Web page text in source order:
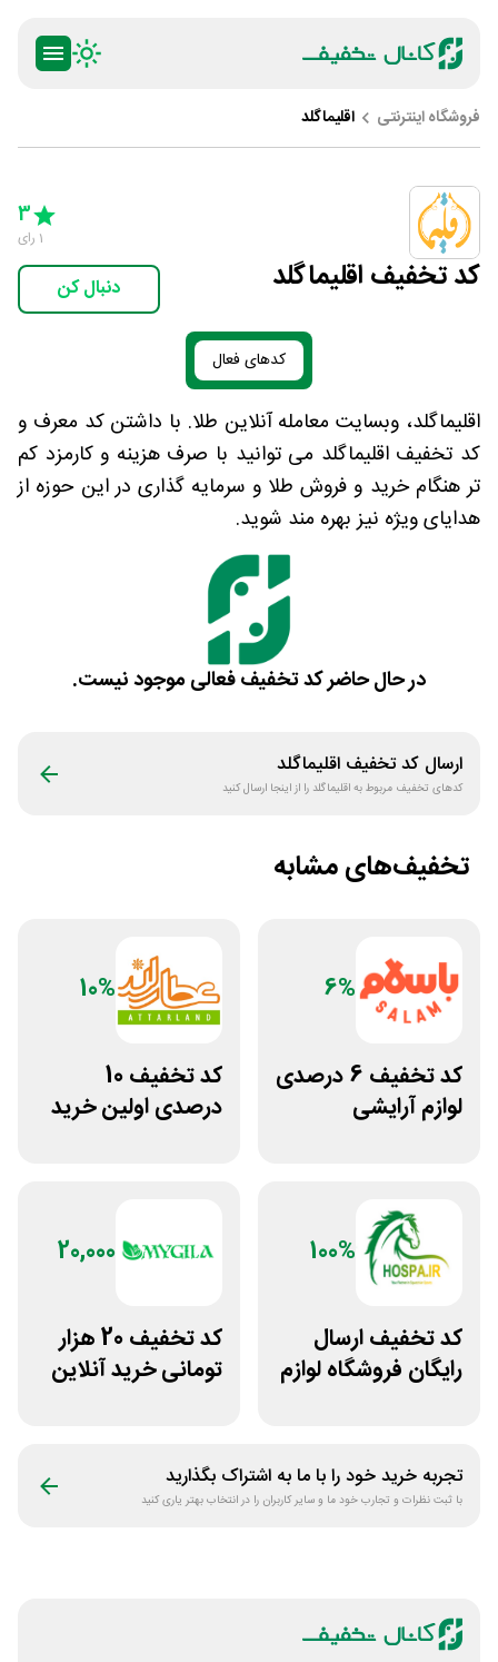
فروشگاه اینترنتی اقلیماگلد
کد تخفیف اقلیماگلد
5 Stars
3
1 رای
دنبال کن
کدهای فعال
اقلیماگلد، وبسایت معامله آنلاین طلا. با داشتن کد معرف و
کد تخفیف اقلیماگلد می توانید با صرف هزینه و کارمزد کم
تر هنگام خرید و فروش طلا و سرمایه گذاری در این حوزه از
هدایای ویژه نیز بهره مند شوید.
در حال حاضر کد تخفیف فعالی موجود نیست.
ارسال کد تخفیف اقلیماگلد
کدهای تخفیف مربوط بهاقلیماگلد را از اینجا ارسال کنید
تخفیف‌های مشابه
6%
کد تخفیف 6 درصدی
لوازم آرایشی
10%
کد تخفیف 10
درصدی اولین خرید
100%
کد تخفیف ارسال
رایگان فروشگاه لوازم
20,000
کد تخفیف 20 هزار
تومانی خرید آنلاین
تجربه خرید خود را با ما به اشتراک بگذارید
با ثبت نظرات و تجارب خود ما و سایر کاربران را در انتخاب بهتر یاری کنید